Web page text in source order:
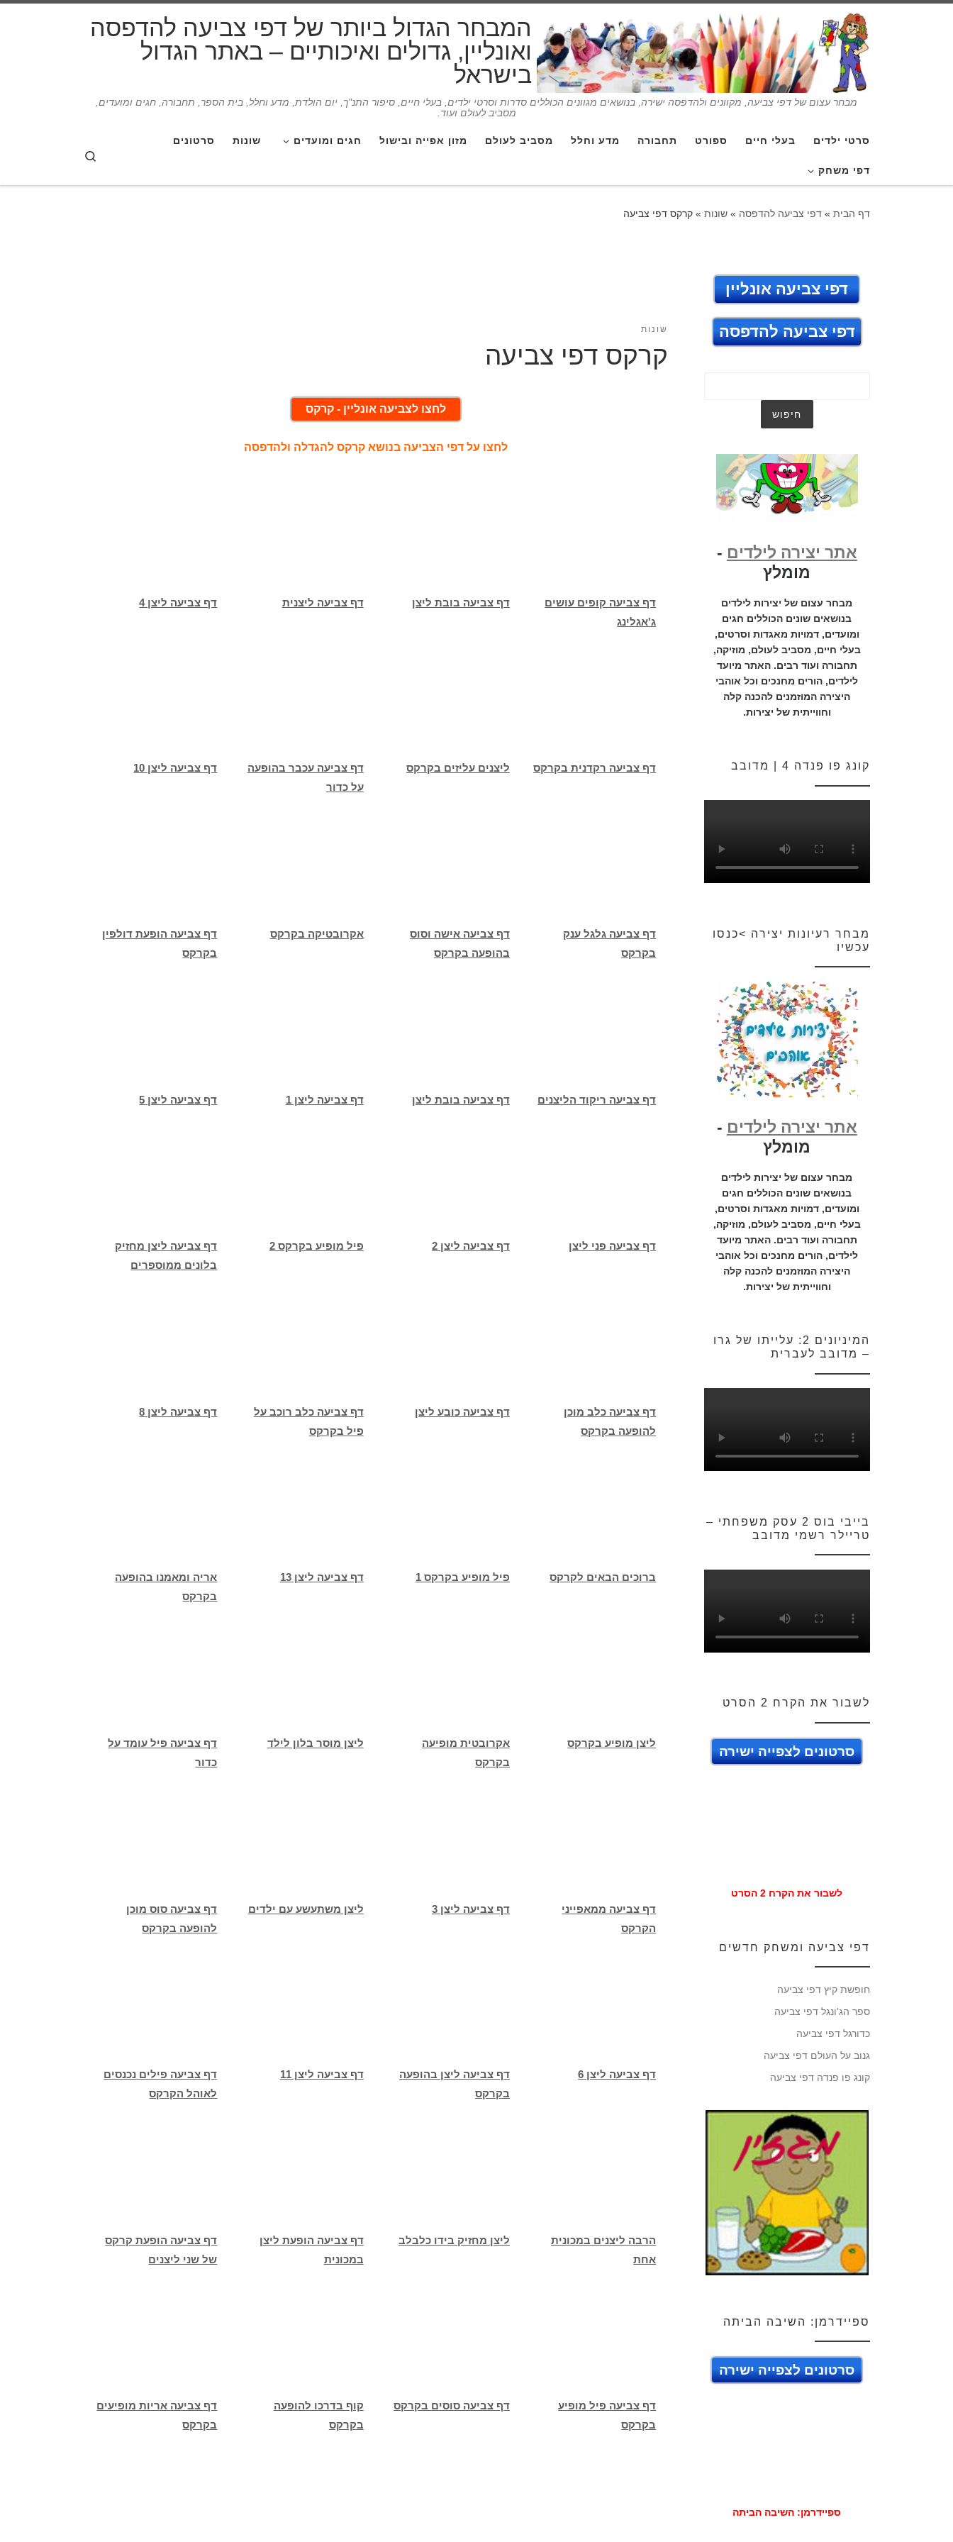
המבחר הגדול ביותר של דפי צביעה להדפסה
ואונליין, גדולים ואיכותיים – באתר הגדול
בישראל
מבחר עצום של דפי צביעה, מקוונים ולהדפסה ישירה, בנושאים מגוונים הכוללים סדרות וסרטי ילדים, בעלי חיים, סיפור התנ"ך, יום הולדת, מדע וחלל, בית הספר, תחבורה, חגים ומועדים,
מסביב לעולם ועוד.
סרטי ילדים בעלי חיים ספורט תחבורה מדע וחלל מסביב לעולם מזון אפייה ובישול חגים ומועדים שונות סרטונים
דפי משחק
דף הבית » דפי צביעה להדפסה » שונות » קרקס דפי צביעה
שונות
קרקס דפי צביעה
לחצו לצביעה אונליין - קרקס
לחצו על דפי הצביעה בנושא קרקס להגדלה ולהדפסה
דף צביעה ליצן 4 דף צביעה ליצנית דף צביעה בובת ליצן
דף צביעה קופים עושים
ג'אגלינג
דף צביעה ליצן 10
דף צביעה עכבר בהופעה
על כדור
ליצנים עליזים בקרקס דף צביעה רקדנית בקרקס
דף צביעה הופעת דולפין
בקרקס
אקרובטיקה בקרקס
דף צביעה אישה וסוס
בהופעה בקרקס
דף צביעה גלגל ענק
בקרקס
דף צביעה ליצן 5 דף צביעה ליצן 1 דף צביעה בובת ליצן דף צביעה ריקוד הליצנים
דף צביעה ליצן מחזיק
בלונים ממוספרים
פיל מופיע בקרקס 2 דף צביעה ליצן 2 דף צביעה פני ליצן
דף צביעה ליצן 8
דף צביעה כלב רוכב על
פיל בקרקס
דף צביעה כובע ליצן
דף צביעה כלב מוכן
להופעה בקרקס
אריה ומאמנו בהופעה
בקרקס
דף צביעה ליצן 13 פיל מופיע בקרקס 1 ברוכים הבאים לקרקס
דף צביעה פיל עומד על
כדור
ליצן מוסר בלון לילד
אקרובטית מופיעה
בקרקס
ליצן מופיע בקרקס
דף צביעה סוס מוכן
להופעה בקרקס
ליצן משתעשע עם ילדים דף צביעה ליצן 3
דף צביעה ממאפייני
הקרקס
דף צביעה פילים נכנסים
לאוהל הקרקס
דף צביעה ליצן 11
דף צביעה ליצן בהופעה
בקרקס
דף צביעה ליצן 6
דף צביעה הופעת קרקס
של שני ליצנים
דף צביעה הופעת ליצן
במכונית
ליצן מחזיק בידו כלבלב
הרבה ליצנים במכונית
אחת
דף צביעה אריות מופיעים
בקרקס
קוף בדרכו להופעה
בקרקס
דף צביעה סוסים בקרקס
דף צביעה פיל מופיע
בקרקס
דפי צביעה אונליין
דפי צביעה להדפסה
אתר יצירה לילדים -
מומלץ
מבחר עצום של יצירות לילדים
בנושאים שונים הכוללים חגים
ומועדים, דמויות מאגדות וסרטים,
בעלי חיים, מסביב לעולם, מוזיקה,
תחבורה ועוד רבים. האתר מיועד
לילדים, הורים מחנכים וכל אוהבי
היצירה המוזמנים להכנה קלה
וחווייתית של יצירות.
קונג פו פנדה 4 | מדובב
מבחר רעיונות יצירה >כנסו
עכשיו
אתר יצירה לילדים -
מומלץ
מבחר עצום של יצירות לילדים
בנושאים שונים הכוללים חגים
ומועדים, דמויות מאגדות וסרטים,
בעלי חיים, מסביב לעולם, מוזיקה,
תחבורה ועוד רבים. האתר מיועד
לילדים, הורים מחנכים וכל אוהבי
היצירה המוזמנים להכנה קלה
וחווייתית של יצירות.
המיניונים 2: עלייתו של גרו
– מדובב לעברית
בייבי בוס 2 עסק משפחתי –
טריילר רשמי מדובב
לשבור את הקרח 2 הסרט
סרטונים לצפייה ישירה
לשבור את הקרח 2 הסרט
דפי צביעה ומשחק חדשים
חופשת קיץ דפי צביעה
ספר הג'ונגל דפי צביעה
כדורגל דפי צביעה
גנוב על העולם דפי צביעה
קונג פו פנדה דפי צביעה
ספיידרמן: השיבה הביתה
סרטונים לצפייה ישירה
ספיידרמן: השיבה הביתה